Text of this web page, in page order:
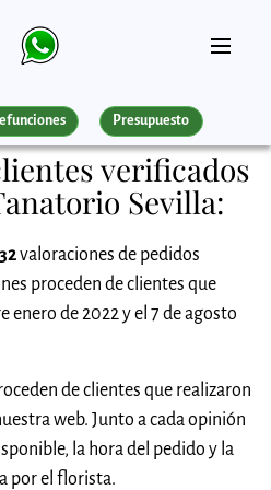
Presupuesto
verificados
Sevilla:
valoraciones de pedidos
proceden de clientes que
enero de 2022 y el 7 de agosto
de clientes que realizaron
web. Junto a cada opinión
la hora del pedido y la
por el florista.